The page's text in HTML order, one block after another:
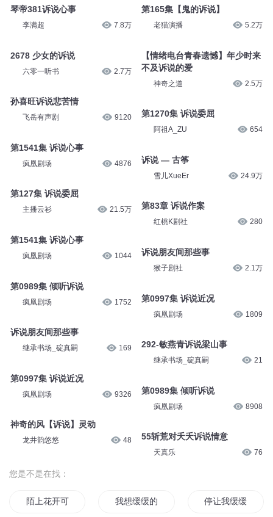
琴帝381诉说心事
李满超 7.8万
2678 少女的诉说
六零一听书 2.7万
孙喜旺诉说悲苦情
飞岳有声剧 9120
第1541集 诉说心事
疯凰剧场 4876
第127集 诉说委屈
主播云衫 21.5万
第1541集 诉说心事
疯凰剧场 1044
第0989集 倾听诉说
疯凰剧场 1752
诉说朋友间那些事
继承书场_碇真嗣 169
第0997集 诉说近况
疯凰剧场 9326
神奇的风【诉说】灵动
龙井韵悠悠 48
第165集【鬼的诉说】
老猫演播 5.2万
【情绪电台青春遗憾】年少时来
不及诉说的爱
神奇之道 2.5万
第1270集 诉说委屈
阿祖A_ZU 654
诉说 — 古筝
雪儿XueEr 24.9万
第83章 诉说作案
红桃K剧社 280
诉说朋友间那些事
猴子剧社 2.1万
第0997集 诉说近况
疯凰剧场 1809
292-敏燕青诉说梁山事
继承书场_碇真嗣 21
第0989集 倾听诉说
疯凰剧场 8908
55斩荒对夭夭诉说情意
天真乐 76
您是不是在找：
陌上花开可缓缓归矣 我想缓缓的爱 停让我缓缓